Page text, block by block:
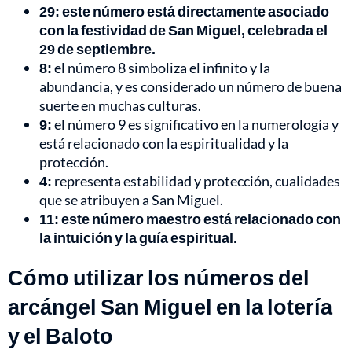
29: este número está directamente asociado
con la festividad de San Miguel, celebrada el
29 de septiembre.
8:el número 8 simboliza el infinito y la
abundancia, y es considerado un número de buena
suerte en muchas culturas.
9:el número 9 es significativo en la numerología y
está relacionado con la espiritualidad y la
protección.
4: representa estabilidad y protección, cualidades
que se atribuyen a San Miguel.
11: este número maestro está relacionado con
la intuición y la guía espiritual.
Cómo utilizar los números del
arcángel San Miguel en la lotería
y el Baloto